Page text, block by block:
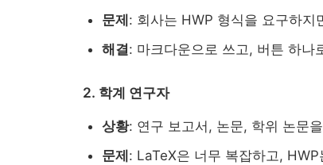
문제 : 회사는 HWP 형식을 요구하지
해결: 마크다운으로 쓰고, 버튼 하나
2. 학계 연구자
상황: 연구 보고서, 논문, 학위 논문
문제 : LaTeX은 너무 복잡하고,